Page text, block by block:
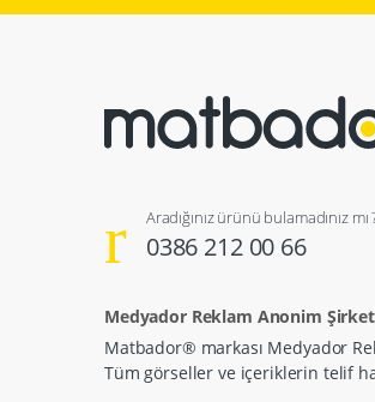
Aradığınız ürünü bulamadınız
0386 212 00 66
Medyador Reklam Anonim
Matbador® markası Medyador
Tüm görseller ve içeriklerin telif